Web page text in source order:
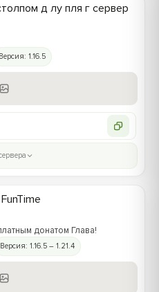
д лу пля г сервер
Версия: 1.16.5
донатом Глава!
Версия: 1.16.5 – 1.21.4